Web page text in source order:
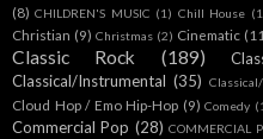
(8) CHILDREN'S MUSIC (1) Chill House
Christian (9) Christmas (2) Cinematic
Classic Rock (189)
Classical/Instrumental (35)
Cloud Hop / Emo Hip-Hop (9) Comedy
Commercial Pop (28) COMMERCIAL